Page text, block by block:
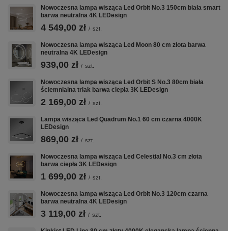
Nowoczesna lampa wisząca Led Orbit No.3 150cm biała smart
barwa neutralna 4K LEDesign
4 549,00 zł / szt.
Nowoczesna lampa wisząca Led Moon 80 cm złota barwa
neutralna 4K LEDesign
939,00 zł / szt.
Nowoczesna lampa wisząca Led Orbit S No.3 80cm biała
ściemnialna triak barwa ciepla 3K LEDesign
2 169,00 zł / szt.
Lampa wisząca Led Quadrum No.1 60 cm czarna 4000K
LEDesign
869,00 zł / szt.
Nowoczesna lampa wisząca Led Celestial No.3 cm złota
barwa ciepła 3K LEDesign
1 699,00 zł / szt.
Nowoczesna lampa wisząca Led Orbit No.3 120cm czarna
barwa neutralna 4K LEDesign
3 119,00 zł / szt.